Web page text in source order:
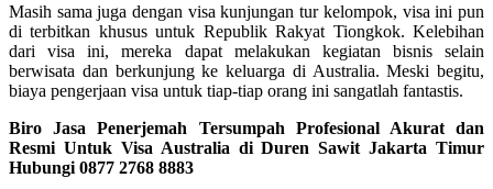
Masih sama juga dengan visa kunjungan tur kelompok, visa ini pun
di terbitkan khusus untuk Republik Rakyat Tiongkok. Kelebihan
dari visa ini, mereka dapat melakukan kegiatan bisnis selain
berwisata dan berkunjung ke keluarga di Australia. Meski begitu,
biaya pengerjaan visa untuk tiap-tiap orang ini sangatlah fantastis.
Biro Jasa Penerjemah Tersumpah Profesional Akurat dan
Resmi Untuk Visa Australia di Duren Sawit Jakarta Timur
Hubungi 0877 2768 8883